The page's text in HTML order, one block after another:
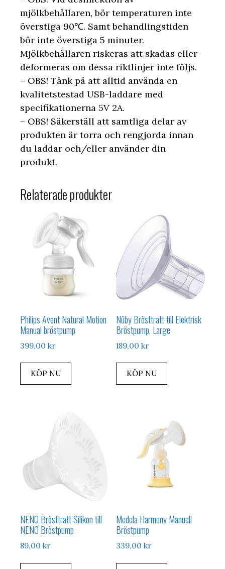
mjölkbehållaren, bör temperaturen inte
överstiga 90℃. Samt behandlingstiden
bör inte överstiga 5 minuter.
Mjölkbehållaren riskeras att skadas eller
deformeras om dessa riktlinjer inte följs.
– OBS! Tänk på att alltid använda en
kvalitetstestad USB-laddare med
specifikationerna 5V 2A.
– OBS! Säkerställ att samtliga delar av
produkten är torra och rengjorda innan
du laddar och/eller använder din
produkt.
Relaterade produkter
Philips Avent Natural Motion
Manual bröstpump
399,00 kr
KÖP NU
Nûby Brösttratt till Elektrisk
Bröstpump, Large
189,00kr
KÖP NU
NENO Brösttratt Silikon till
NENO Bröstpump
89,00 kr
Medela Harmony Manuell
Bröstpump
339,00kr